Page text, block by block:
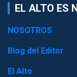
EL ALTO ES
NOSOTROS
Blog del Editor
El Alto